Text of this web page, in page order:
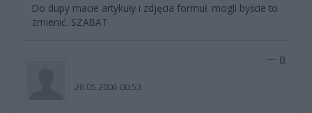
Do dupy macie artykuły i zdjęcia formuł. mogli byście to
zmienić. SZABAT
28.05.2006 00:53
0